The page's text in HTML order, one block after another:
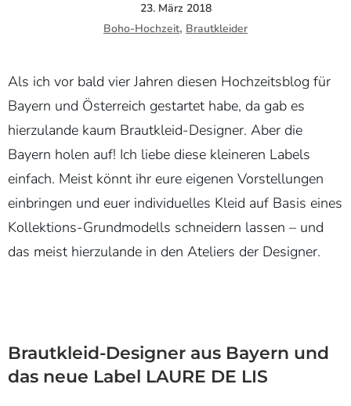
23. März 2018
Boho-Hochzeit, Brautkleider
Als ich vor bald vier Jahren diesen Hochzeitsblog für
Bayern und Österreich gestartet habe, da gab es
hierzulande kaum Brautkleid-Designer. Aber die
Bayern holen auf! Ich liebe diese kleineren Labels
einfach. Meist könnt ihr eure eigenen Vorstellungen
einbringen und euer individuelles Kleid auf Basis eines
Kollektions-Grundmodells schneidern lassen – und
das meist hierzulande in den Ateliers der Designer.
Brautkleid-Designer aus Bayern und
das neue Label LAURE DE LIS